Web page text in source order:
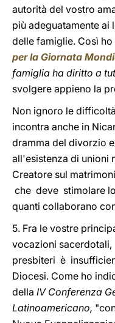
autorità del vostro
più adeguatamente
delle famiglie. Così
per la Giornata
famiglia ha diritto a
svolgere appieno la
Non ignoro le
incontra anche in
dramma del divorzio
all'esistenza di unioni
Creatore sul
che deve stimolare
quanti collaborano
5. Fra le vostre
vocazioni
presbiteri è
Diocesi. Come ho
della IV Conferenza
Latinoamericano,